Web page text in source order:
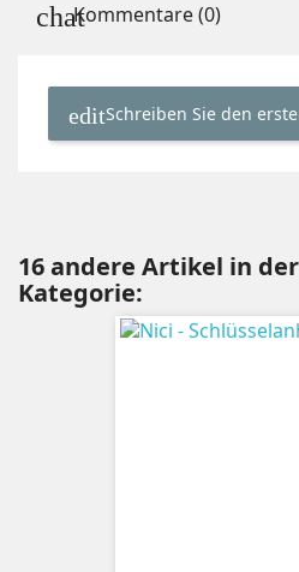
Kommentare (0)
Schreiben Sie den
16 andere Artikel in
Kategorie: